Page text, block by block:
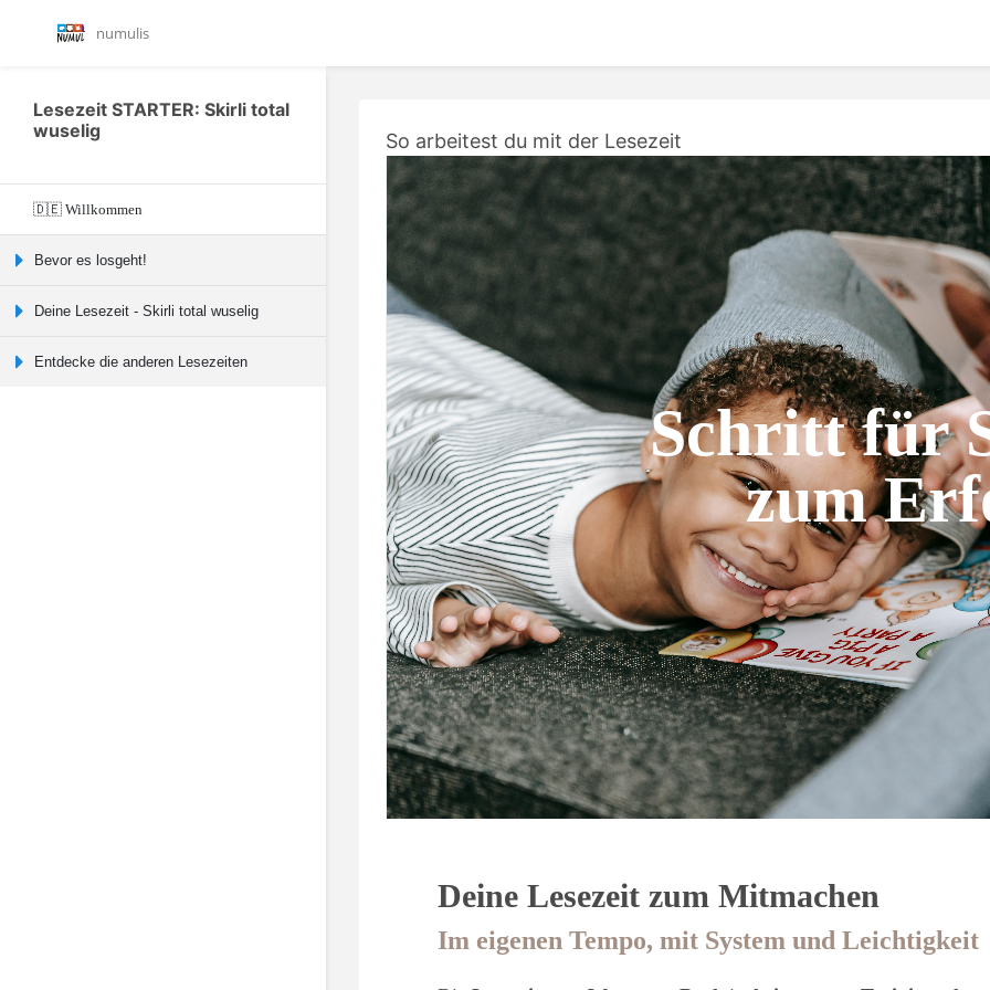
numulis
Lesezeit STARTER: Skirli total
wuselig
🇩🇪 Willkommen
Bevor es losgeht!
Deine Lesezeit - Skirli total wuselig
Entdecke die anderen Lesezeiten
So arbeitest du mit der Lesezeit
Schritt für
zum
Deine Lesezeit zum Mitmachen
Im eigenen Tempo, mit System und Leichtigkeit